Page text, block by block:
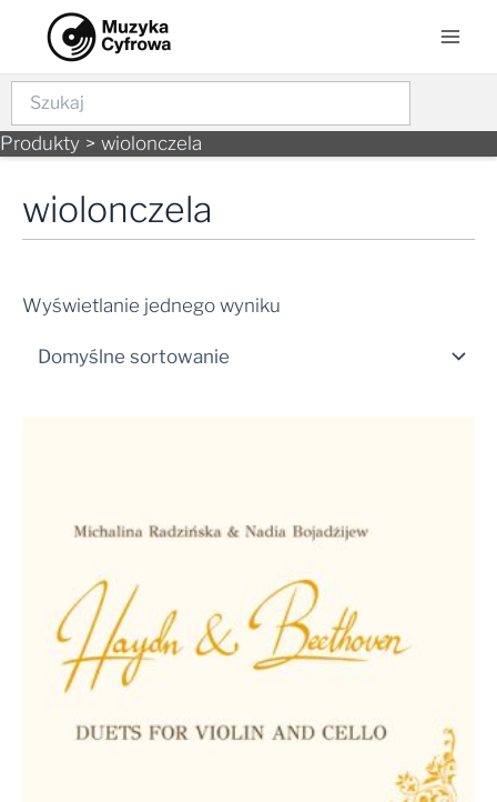
content
Szukaj
Produkty wiolonczela
wiolonczela
Wyświetlanie jednego wyniku